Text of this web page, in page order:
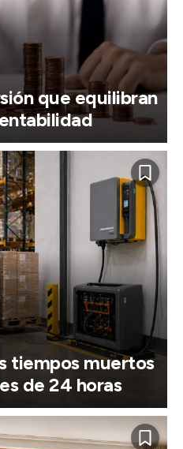
que equilibran
tiempos muertos
de 24 horas